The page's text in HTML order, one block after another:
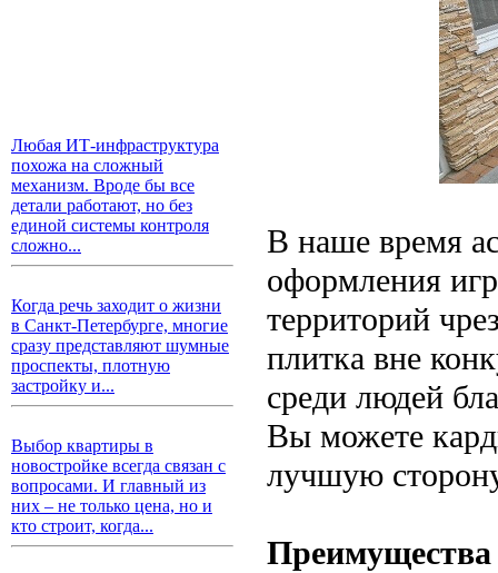
Любая ИТ-инфраструктура
похожа на сложный
механизм. Вроде бы все
детали работают, но без
единой системы контроля
сложно...
Когда речь заходит о жизни
в Санкт-Петербурге, многие
сразу представляют шумные
проспекты, плотную
застройку и...
Выбор квартиры в
новостройке всегда связан с
вопросами. И главный из
них – не только цена, но и
кто строит, когда...
В наше время
оформления
территорий
плитка вне
среди людей
Вы можете
лучшую
Преимущества